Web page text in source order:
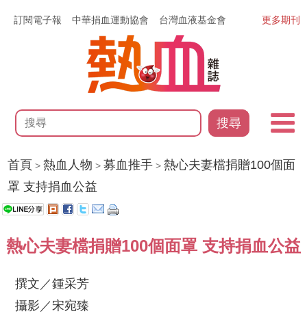
訂閱電子報 中華捐血運動協會 台灣血液基金會
搜尋
更多期刊
首頁 >熱血人物 >募血推手 >熱心夫妻檔捐贈100個面
罩 支持捐血公益
熱心夫妻檔捐贈100個面罩 支持捐血公益
撰文／鍾采芳
攝影／宋宛臻